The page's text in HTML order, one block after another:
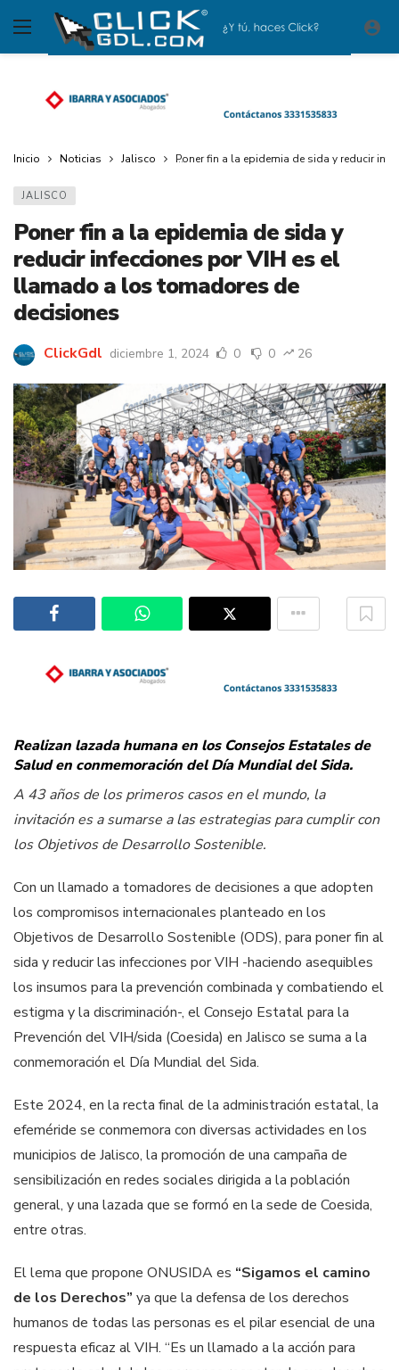
Inicio Noticias Jalisco Poner fin a la epidemia de sida y reducir
JALISCO
Poner fin a la epidemia de sida y
reducir infecciones por VIH es el
llamado a los tomadores de
decisiones
ClickGdl diciembre 1, 2024 0 0 26
Realizan lazada humana en los Consejos Estatales de
Salud en conmemoración del Día Mundial del Sida.
A 43 años de los primeros casos en el mundo, la
invitación es a sumarse a las estrategias para cumplir con
los Objetivos de Desarrollo Sostenible.
Con un llamado a tomadores de decisiones a que adopten
los compromisos internacionales planteado en los
Objetivos de Desarrollo Sostenible (ODS), para poner fin al
sida y reducir las infecciones por VIH -haciendo asequibles
los insumos para la prevención combinada y combatiendo el
estigma y la discriminación-, el Consejo Estatal para la
Prevención del VIH/sida (Coesida) en Jalisco se suma a la
conmemoración el Día Mundial del Sida.
Este 2024, en la recta final de la administración estatal, la
efeméride se conmemora con diversas actividades en los
municipios de Jalisco, la promoción de una campaña de
sensibilización en redes sociales dirigida a la población
general, y una lazada que se formó en la sede de Coesida,
entre otras.
El lema que propone ONUSIDA es “Sigamos el camino
de los Derechos” ya que la defensa de los derechos
humanos de todas las personas es el pilar esencial de una
respuesta eficaz al VIH. “Es un llamado a la acción para